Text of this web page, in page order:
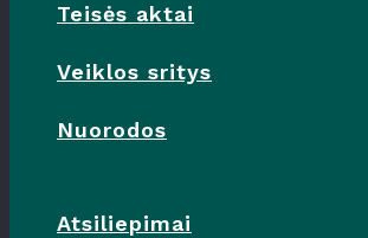
Teisės aktai
Veiklos sritys
Nuorodos
Atsiliepimai